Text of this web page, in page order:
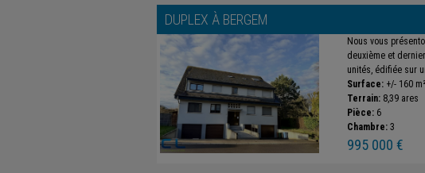
DUPLEX À BERGEM
Nous vous
deuxième et
unités, édifiée sur
Surface: +/- 160 m²
Terrain: 8,39 ares
Pièce: 6
Chambre: 3
995 000 €